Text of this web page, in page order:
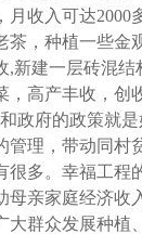
月收入可达2000
茶，种植一些金
,新建一层砖混结
，高产丰收，创
政府的政策就
管理，带动同村
很多。幸福工程
母亲家庭经济收
大群众发展种植